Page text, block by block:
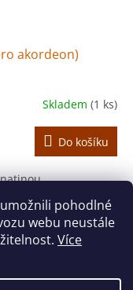
pohodlné
webu neustále
Více
akordeon)
Skladem (1 ks)
Do košíku